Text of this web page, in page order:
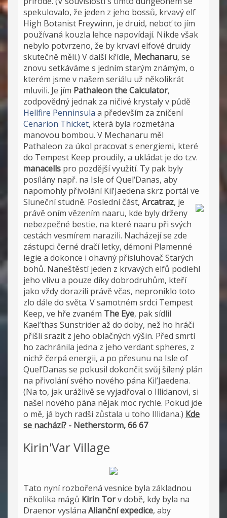
spekulovalo, že jeden z jeho bossů, krvavý elf
High Botanist Freywinn, je druid, neboť to jím
používaná kouzla lehce napovídají. Nikde však
nebylo potvrzeno, že by krvaví elfové druidy
skutečně měli.) V další křídle, Mechanaru, se
znovu setkáváme s jedním starým známým, o
kterém jsme v našem seriálu už několikrát
mluvili. Je jím Pathaleon the Calculator,
zodpovědný jednak za ničivé krystaly v půdě
Hellfire Penninsula a především za zničení
Cenarion Thicket, která byla rozmetána
manovou bombou. V Mechanaru měl
Pathaleon za úkol pracovat s energiemi, které
do Tempest Keep proudily, a ukládat je do tzv.
manacells pro pozdější využití. Ty pak byly
posílány např. na Isle of Quel‘Danas, aby
napomohly přivolání Kil’Jaedena skrz portál ve
Sluneční studně. Poslední část, Arcatraz, je
právě oním vězením naaru, kde byly drženy
nebezpečné bestie, na které naaru při svých
cestách vesmírem narazili. Nacházejí se zde
zástupci černé dračí letky, démoni Plamenné
legie a dokonce i ohavný přisluhovač Starých
bohů. Naneštěstí jeden z krvavých elfů podlehl
jeho vlivu a pouze díky dobrodruhům, kteří
jako vždy dorazili právě včas, neproniklo toto
zlo dále do světa. V samotném srdci Tempest
Keep, ve hře zvaném The Eye, pak sídlil
Kael’thas Sunstrider až do doby, než ho hráči
přišli srazit z jeho oblačných výšin. Před smrtí
ho zachránila jedna z jeho verdant spheres, z
nichž čerpá energii, a po přesunu na Isle of
Quel’Danas se pokusil dokončit svůj šílený plán
na přivolání svého nového pána Kil’Jaedena.
(Na to, jak urážlivě se vyjadřoval o Illidanovi, si
našel nového pána nějak moc rychle. Pokud jde
o mě, já bych radši zůstala u toho Illidana.) Kde
se nachází? - Netherstorm, 66 67
Kirin'Var Village
Tato nyní rozbořená vesnice byla základnou
několika mágů Kirin Torv době, kdy byla na
Draenor vyslána Alianční expedice, aby